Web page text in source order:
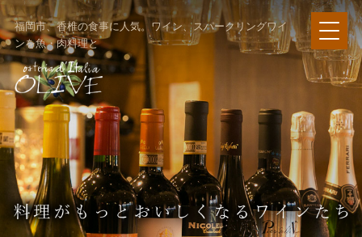
福岡市、香椎の食事に人気。ワイン、スパークリングワイ
ンを魚・肉料理と